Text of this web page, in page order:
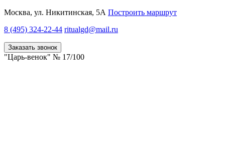
Москва, ул. Никитинская, 5А Построить маршрут
8 (495) 324-22-44 ritualgd@mail.ru
Заказать звонок
"Царь-венок" № 17/100